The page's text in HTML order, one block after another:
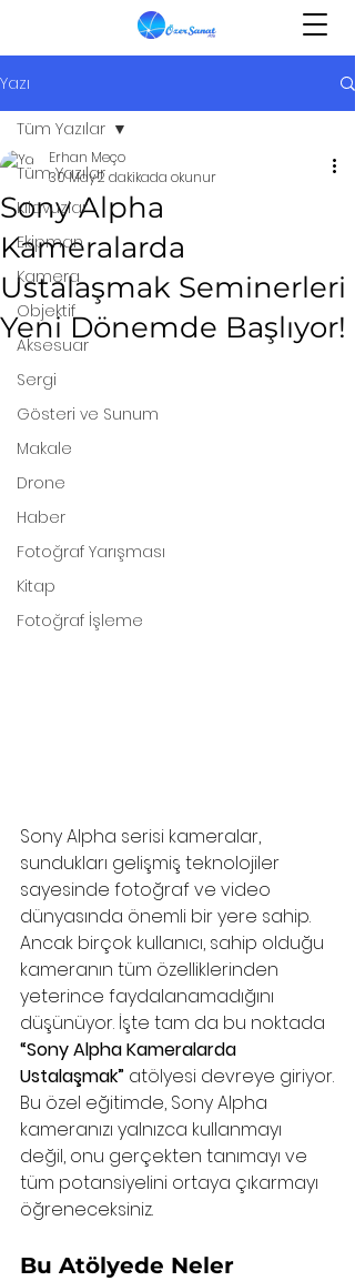
Yazı
Tüm Yazılar
Kılavuzlar
Ekipman
Kamera
Objektif
Aksesuar
Sergi
Gösteri ve Sunum
Makale
Drone
Haber
Fotoğraf Yarışması
Kitap
Fotoğraf İşleme
Tüm Yazılar
Sony Alpha
Kameralarda
Ustalaşmak Seminerleri
Yeni Dönemde Başlıyor!
Erhan Meço
30 May2 dakikada okunur
Sony Alpha serisi kameralar,
sundukları gelişmiş teknolojiler
sayesinde fotoğraf ve video
dünyasında önemli bir yere sahip.
Ancak birçok kullanıcı, sahip olduğu
kameranın tüm özelliklerinden
yeterince faydalanamadığını
düşünüyor. İşte tam da bu noktada
“Sony Alpha Kameralarda
Ustalaşmak” atölyesi devreye giriyor.
Bu özel eğitimde, Sony Alpha
kameranızı yalnızca kullanmayı
değil, onu gerçekten tanımayı ve
tüm potansiyelini ortaya çıkarmayı
öğreneceksiniz.
Bu Atölyede Neler